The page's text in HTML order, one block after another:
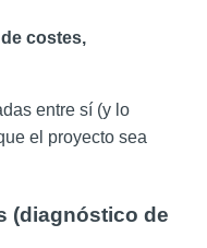
costes,
entre sí (y lo
el proyecto sea
(diagnóstico de